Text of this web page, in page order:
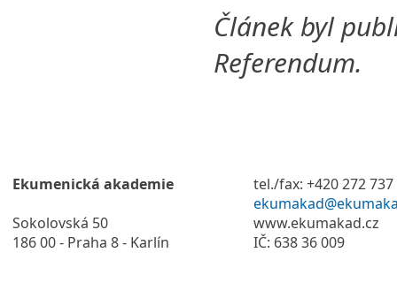
Článek byl
Referendum.
Ekumenická akademie
Sokolovská 50
186 00 - Praha 8 - Karlín
tel./fax: +420 272 737
www.ekumakad.cz
IČ: 638 36 009